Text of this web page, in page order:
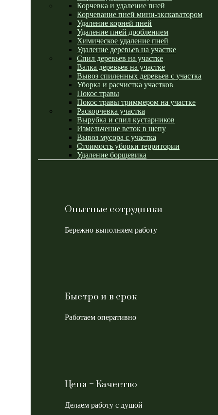
Корчевка и удаление пней
Корчевание пней мини-экскаватором
Удаление корней пней
Удаление пней дроблением
Химическое удаление пней
Удаление деревьев на участке
Спил деревьев на участке
Валка деревьев на участке
Вывоз спиленных деревьев с участка
Уборка и расчистка участков
Покос травы
Покос травы триммером на участке
Раскорчевка участка
Вырубка и спил кустарников
Измельчение веток в щепу
Вывоз мусора с участка
Стоимость уборки территории
Удаление борщевика
Опытные сотрудники
Бережно выполняем работу
Быстро и в срок
Работаем оперативно
Цена = Качество
Делаем работу с душой